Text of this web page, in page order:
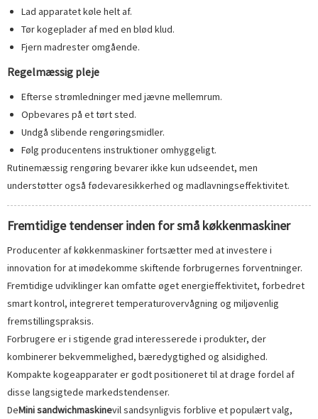
Lad apparatet køle helt af.
Tør kogeplader af med en blød klud.
Fjern madrester omgående.
Regelmæssig pleje
Efterse strømledninger med jævne mellemrum.
Opbevares på et tørt sted.
Undgå slibende rengøringsmidler.
Følg producentens instruktioner omhyggeligt.
Rutinemæssig rengøring bevarer ikke kun udseendet, men
understøtter også fødevaresikkerhed og madlavningseffektivitet.
Fremtidige tendenser inden for små køkkenmaskiner
Producenter af køkkenmaskiner fortsætter med at investere i
innovation for at imødekomme skiftende forbrugernes forventninger.
Fremtidige udviklinger kan omfatte øget energieffektivitet, forbedret
smart kontrol, integreret temperaturovervågning og miljøvenlig
fremstillingspraksis.
Forbrugere er i stigende grad interesserede i produkter, der
kombinerer bekvemmelighed, bæredygtighed og alsidighed.
Kompakte kogeapparater er godt positioneret til at drage fordel af
disse langsigtede markedstendenser.
DeMini sandwichmaskinevil sandsynligvis forblive et populært valg,